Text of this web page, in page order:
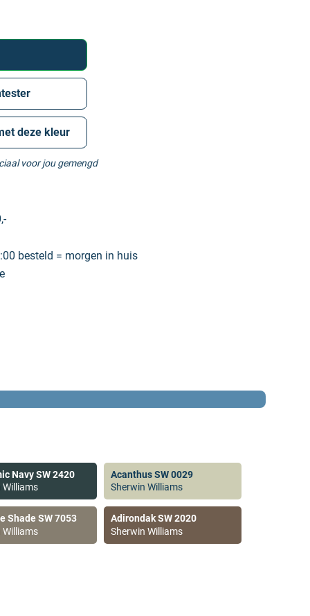
deze kleur
voor jou gemengd
besteld = morgen in huis
Navy SW 2420
Williams
Acanthus SW 0029
Sherwin Williams
Shade SW 7053
Williams
Adirondak SW 2020
Sherwin Williams